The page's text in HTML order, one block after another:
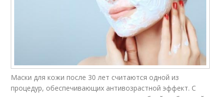
Маски для кожи после 30 лет считаются одной из
процедур, обеспечивающих антивозрастной эффект. С